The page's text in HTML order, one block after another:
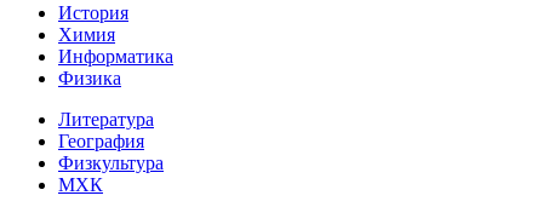
История
Химия
Информатика
Физика
Литература
География
Физкультура
МХК